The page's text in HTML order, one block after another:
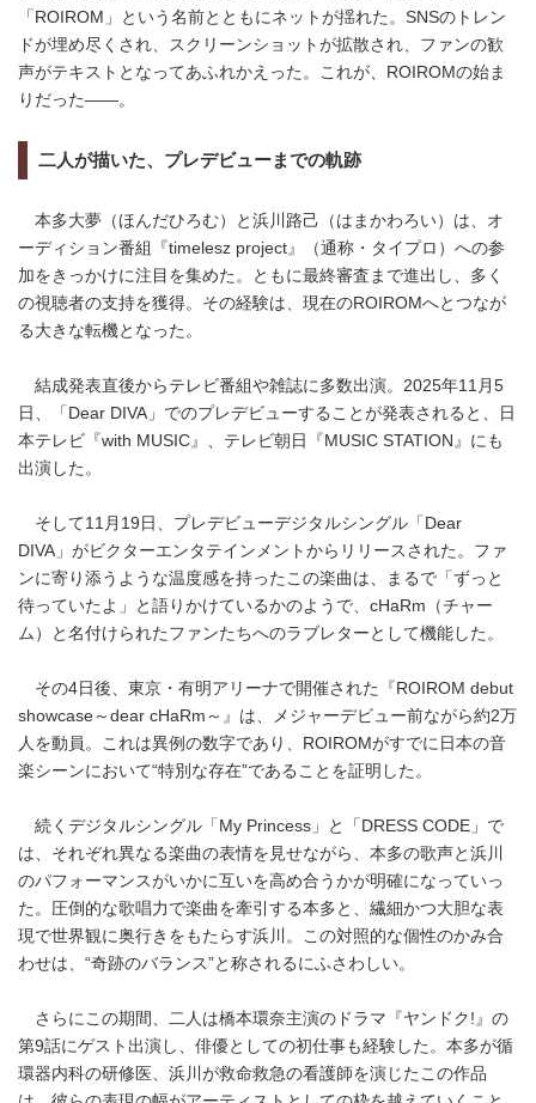
「ROIROM」という名前とともにネットが揺れた。SNSのトレン
ドが埋め尽くされ、スクリーンショットが拡散され、ファンの歓
声がテキストとなってあふれかえった。これが、ROIROMの始ま
りだった――。
二人が描いた、プレデビューまでの軌跡
本多大夢（ほんだひろむ）と浜川路己（はまかわろい）は、オ
ーディション番組『timelesz project』（通称・タイプロ）への参
加をきっかけに注目を集めた。ともに最終審査まで進出し、多く
の視聴者の支持を獲得。その経験は、現在のROIROMへとつなが
る大きな転機となった。
結成発表直後からテレビ番組や雑誌に多数出演。2025年11月5
日、「Dear DIVA」でのプレデビューすることが発表されると、日
本テレビ『with MUSIC』、テレビ朝日『MUSIC STATION』にも
出演した。
そして11月19日、プレデビューデジタルシングル「Dear
DIVA」がビクターエンタテインメントからリリースされた。ファ
ンに寄り添うような温度感を持ったこの楽曲は、まるで「ずっと
待っていたよ」と語りかけているかのようで、cHaRm（チャー
ム）と名付けられたファンたちへのラブレターとして機能した。
その4日後、東京・有明アリーナで開催された『ROIROM debut
showcase～dear cHaRm～』は、メジャーデビュー前ながら約2万
人を動員。これは異例の数字であり、ROIROMがすでに日本の音
楽シーンにおいて“特別な存在”であることを証明した。
続くデジタルシングル「My Princess」と「DRESS CODE」で
は、それぞれ異なる楽曲の表情を見せながら、本多の歌声と浜川
のパフォーマンスがいかに互いを高め合うかが明確になっていっ
た。圧倒的な歌唱力で楽曲を牽引する本多と、繊細かつ大胆な表
現で世界観に奥行きをもたらす浜川。この対照的な個性のかみ合
わせは、“奇跡のバランス”と称されるにふさわしい。
さらにこの期間、二人は橋本環奈主演のドラマ『ヤンドク!』の
第9話にゲスト出演し、俳優としての初仕事も経験した。本多が循
環器内科の研修医、浜川が救命救急の看護師を演じたこの作品